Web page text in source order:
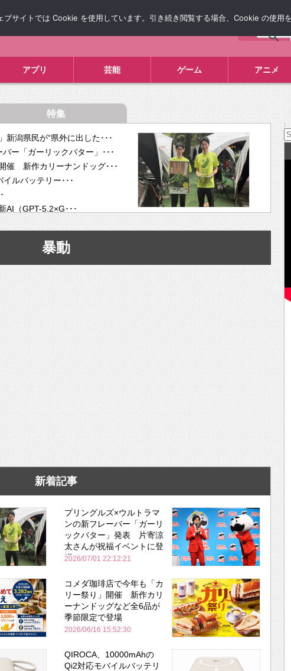
アプリ 芸能 ゲーム アニメ
特集
新潟県民が“県外に出した･･･
ー「ガーリックバター」･･･
催 新作カリーナンドッグ･･･
ルバッテリー･･･
AI（GPT-5.2×G･･･
Ultra･･･
テム、”自分が今話し･･･
、想いを渡す」 TE･･･
暴動
新着記事
プリングルズ×ウルトラマ
ンの新フレーバー「ガーリ
ックバター」発表 片寄涼
太さんが祝福イベントに登
場
2026/07/01 22:12:21
コメダ珈琲店で今年も「カ
リー祭り」開催 新作カリ
ーナンドッグなど全6品が
季節限定で登場
2026/06/16 15:52:30
QIROCA、10000mAhの
Qi2対応モバイルバッテリ
:
サイトでは Cookie を使用しています。引き続き閲覧する場合、Cookie の使用